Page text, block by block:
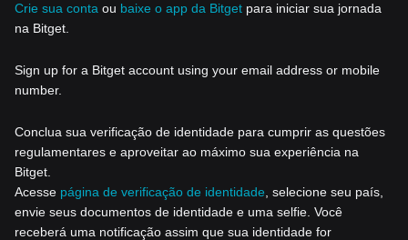
Crie sua conta ou baixe o app da Bitget para iniciar sua jornada
na Bitget.
Sign up for a Bitget account using your email address or mobile
number.
Conclua sua verificação de identidade para cumprir as questões
regulamentares e aproveitar ao máximo sua experiência na
Bitget.
Acesse página de verificação de identidade , selecione seu país,
envie seus documentos de identidade e uma selfie. Você
receberá uma notificação assim que sua identidade for